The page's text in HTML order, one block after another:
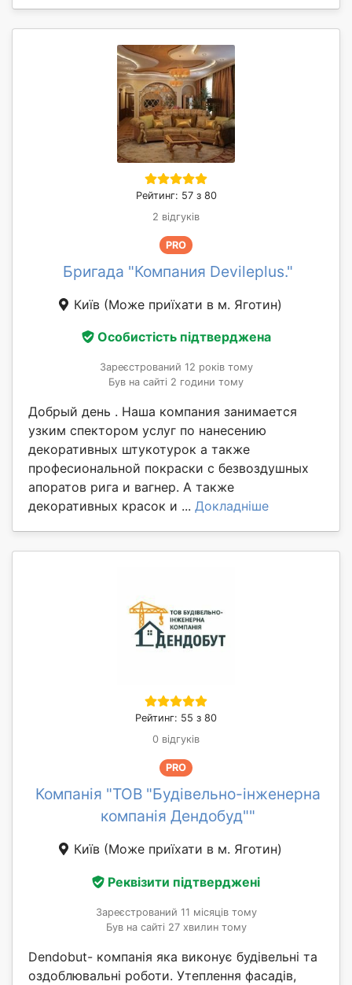
Рейтинг: 57 з 80
2 відгуків
PRO
Бригада "Компания Devileplus."
Київ (Може приїхати в м. Яготин)
Особистість підтверджена
Зареєстрований 12 років тому
Був на сайті 2 години тому
Добрый день . Наша компания занимается
узким спектором услуг по нанесению
декоративных штукотурок а также
професиональной покраски с безвоздушных
апоратов рига и вагнер. А также
декоративных красок и ... Докладніше
Рейтинг: 55 з 80
0 відгуків
PRO
Компанія "ТОВ "Будівельно-інженерна
компанія Дендобуд""
Київ (Може приїхати в м. Яготин)
Реквізити підтверджені
Зареєстрований 11 місяців тому
Був на сайті 27 хвилин тому
Dendobut- компанія яка виконує будівельні та
оздоблювальні роботи. Утеплення фасадів,